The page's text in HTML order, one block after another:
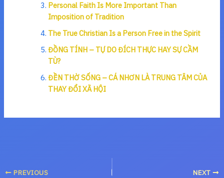
Personal Faith Is More Important Than
Imposition of Tradition
The True Christian Is a Person Free in the Spirit
ĐỒNG TÍNH – TỰ DO ĐÍCH THỰC HAY SỰ CẦM
TÙ?
ĐỀN THỜ SỐNG – CÁ NHƠN LÀ TRUNG TÂM CỦA
THAY ĐỔI XÃ HỘI
PREVIOUS NEXT